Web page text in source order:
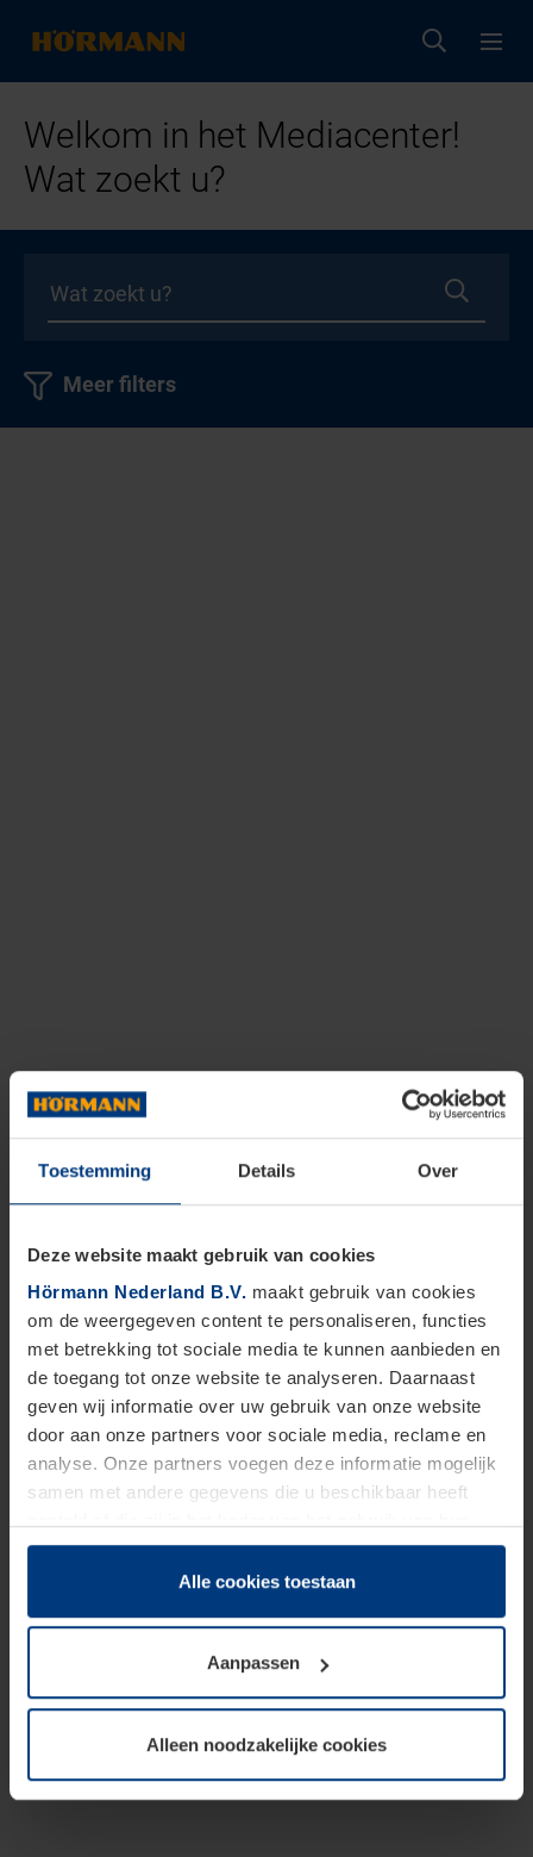
Toestemming Details Over
Deze website maakt gebruik van cookies
Hörmann Nederland B.V. maakt gebruik van cookies
om de weergegeven content te personaliseren, functies
met betrekking tot sociale media te kunnen aanbieden en
de toegang tot onze website te analyseren. Daarnaast
geven wij informatie over uw gebruik van onze website
door aan onze partners voor sociale media, reclame en
analyse. Onze partners voegen deze informatie mogelijk
samen met andere gegevens die u beschikbaar heeft
dienstverlening hebben verzameld.
Juridisch zijn wij gerechtigd om cookies op uw computer
onze pagina's absoluut noodzakelijk is. Voor alle andere
soorten cookies is uw toestemming vereist. Uw
toestemming kunt u op elk moment bij de uitleg van de
wijzigen of herroepen.
Alle cookies toestaan
Aanpassen
Alleen noodzakelijke cookies
Welkom in het Mediacenter!
Wat zoekt u?
Meer filters